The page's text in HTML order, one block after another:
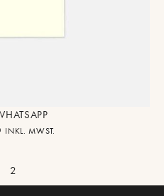
INKL. MWST.
2